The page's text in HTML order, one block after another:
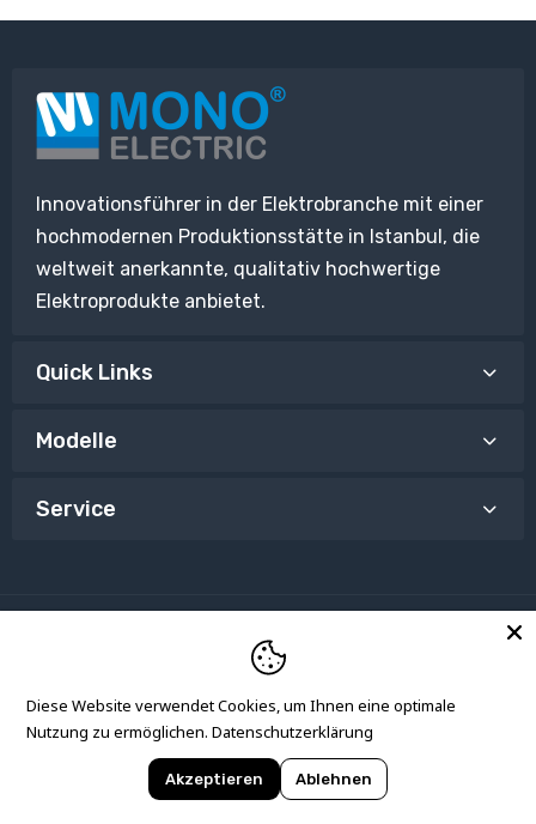
Innovationsführer in der Elektrobranche mit einer
hochmodernen Produktionsstätte in Istanbul, die
weltweit anerkannte, qualitativ hochwertige
Elektroprodukte anbietet.
Quick Links
Modelle
Service
Copyright © Mono Electric. All Rights Reserved. Powered
✕
Diese Website verwendet Cookies, um Ihnen eine optimale
Nutzung zu ermöglichen. Datenschutzerklärung
Akzeptieren Ablehnen